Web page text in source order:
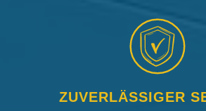
ZUVERLÄSSIGER